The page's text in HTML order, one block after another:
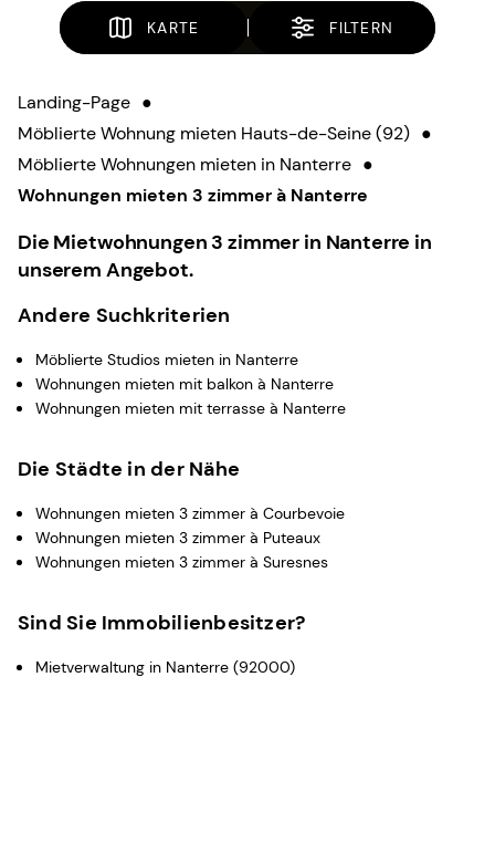
KARTE FILTERN
Landing-Page ●
Möblierte Wohnung mieten Hauts-de-Seine (92) ●
Möblierte Wohnungen mieten in Nanterre ●
Wohnungen mieten 3 zimmer à Nanterre
Die Mietwohnungen 3 zimmer in Nanterre in
unserem Angebot.
Andere Suchkriterien
Möblierte Studios mieten in Nanterre
Wohnungen mieten mit balkon à Nanterre
Wohnungen mieten mit terrasse à Nanterre
Die Städte in der Nähe
Wohnungen mieten 3 zimmer à Courbevoie
Wohnungen mieten 3 zimmer à Puteaux
Wohnungen mieten 3 zimmer à Suresnes
Sind Sie Immobilienbesitzer?
Mietverwaltung in Nanterre (92000)